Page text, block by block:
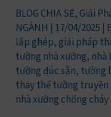
BLOG CHIA SẺ, Giải
NGÀNH | 17/04/2025 |
lắp ghép, giải pháp
tường nhà xưởng, nhà
tường đúc sẵn, tường
thay thế tường truyền
nhà xưởng chống cháy
Mới
Có
Đủ
Tầm
Thay
Thế